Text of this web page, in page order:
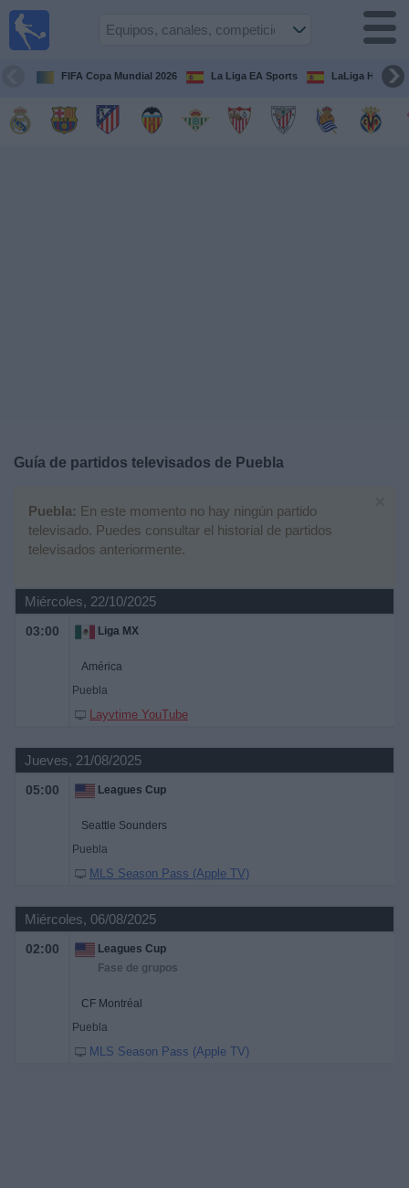
FIFA Copa Mundial 2026 La Liga EA Sports LaLiga
Guía de partidos televisados de Puebla
Puebla: En este momento no hay ningún partido
televisado. Puedes consultar el historial de partidos
televisados anteriormente.
Miércoles, 22/10/2025
03:00 Liga MX
América
Puebla
Layvtime YouTube
Jueves, 21/08/2025
05:00 Leagues Cup
Seattle Sounders
Puebla
MLS Season Pass (Apple TV)
Miércoles, 06/08/2025
02:00
Leagues Cup
Fase de grupos
CF Montréal
Puebla
MLS Season Pass (Apple TV)
Guía de
Televisados
Noticias
Widget